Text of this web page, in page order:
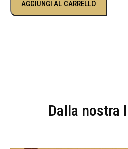
AGGIUNGI AL CARRELLO
Dalla nostra